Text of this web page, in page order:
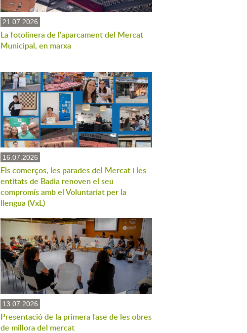
21.07.2026
La fotolinera de l'aparcament del Mercat
Municipal, en marxa
16.07.2026
Els comerços, les parades del Mercat i les
entitats de Badia renoven el seu
compromís amb el Voluntariat per la
llengua (VxL)
13.07.2026
Presentació de la primera fase de les obres
de millora del mercat